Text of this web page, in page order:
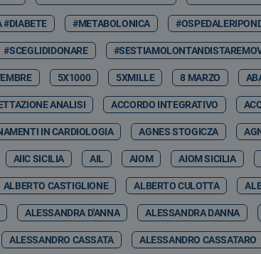
#DIABETE #METABOLONICA
#SCEGLIDIDONARE
5X1000 5XMILLE 8 MARZO
ANALISI ACCORDO INTEGRATIVO
IN CARDIOLOGIA AGNES STOGICZA
AIIC SICILIA AIL AIOM AIOM SICILIA
ALBERTO CASTIGLIONE ALBERTO CULOTTA
ALESSANDRA D'ANNA ALESSANDRA DANNA
ALESSANDRO CASSATA ALESSANDRO CASSATARO